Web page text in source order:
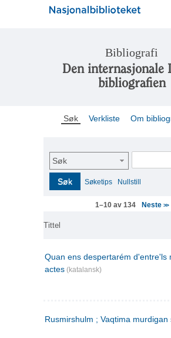
Bibliografi
Den internasjonale
bibliografien
Søk Verkliste Om
Søk
Søk Søketips Nullstill
1–10 av 134 Neste >>
Tittel
Quan ens despertarém d'entre'ls
actes (katalansk)
Rusmirshulm ; Vaqtima murdigan